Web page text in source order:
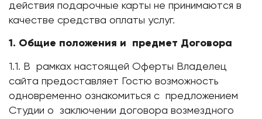
действия подарочные карты не принимаются в
качестве средства оплаты услуг.
1. Общие положения и предмет Договора
1.1. В рамках настоящей Оферты Владелец
сайта предоставляет Гостю возможность
одновременно ознакомиться с предложением
Студии о заключении договора возмездного